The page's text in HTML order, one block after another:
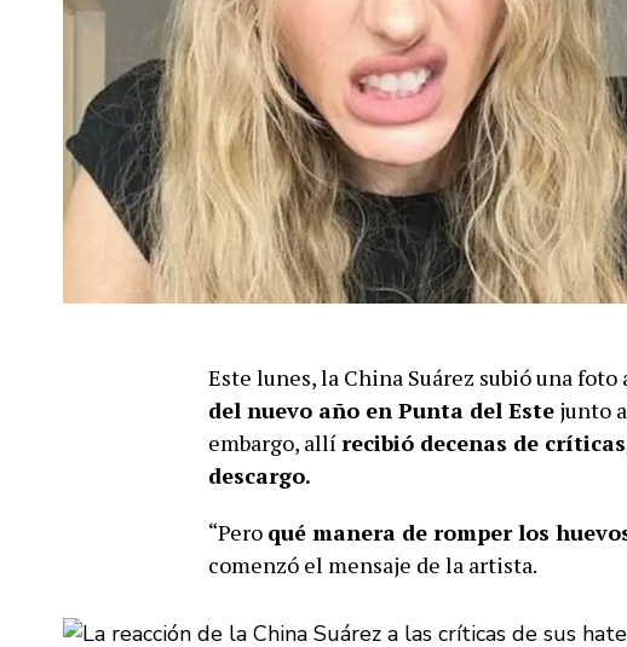
Este lunes, la China Suárez subió una foto
del nuevo año en Punta del Este junto
embargo, allí recibió decenas de
descargo.
“Pero qué manera de romper los
comenzó el mensaje de la artista.